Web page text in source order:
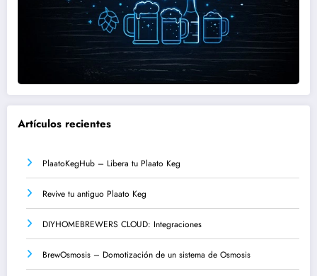
Artículos recientes
PlaatoKegHub – Libera tu Plaato Keg
Revive tu antiguo Plaato Keg
DIYHOMEBREWERS CLOUD: Integraciones
BrewOsmosis – Domotización de un sistema de Osmosis